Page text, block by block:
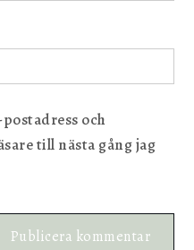
och
till nästa gång jag